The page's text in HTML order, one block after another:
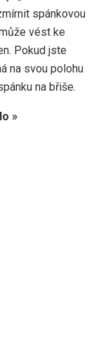
spánkovou
vést ke
Pokud jste
na svou polohu
na břiše.
»